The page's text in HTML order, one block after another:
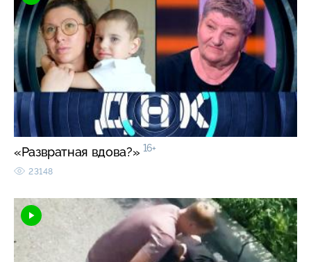
«Развратная вдова?» 16+
23148